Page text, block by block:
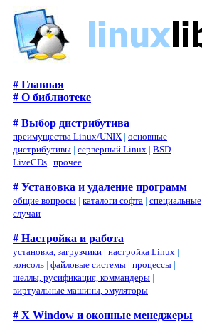
# Главная
# О библиотеке
# Выбор дистрибутива
преимущества Linux/UNIX | основные
дистрибутивы | серверный Linux | BSD |
LiveCDs | прочее
# Установка и удаление программ
общие вопросы | каталоги софта | специальные
случаи
# Настройка и работа
установка, загрузчики | настройка Linux |
консоль | файловые системы | процессы |
шеллы, русификация, коммандеры |
виртуальные машины, эмуляторы
# X Window и оконные менеджеры